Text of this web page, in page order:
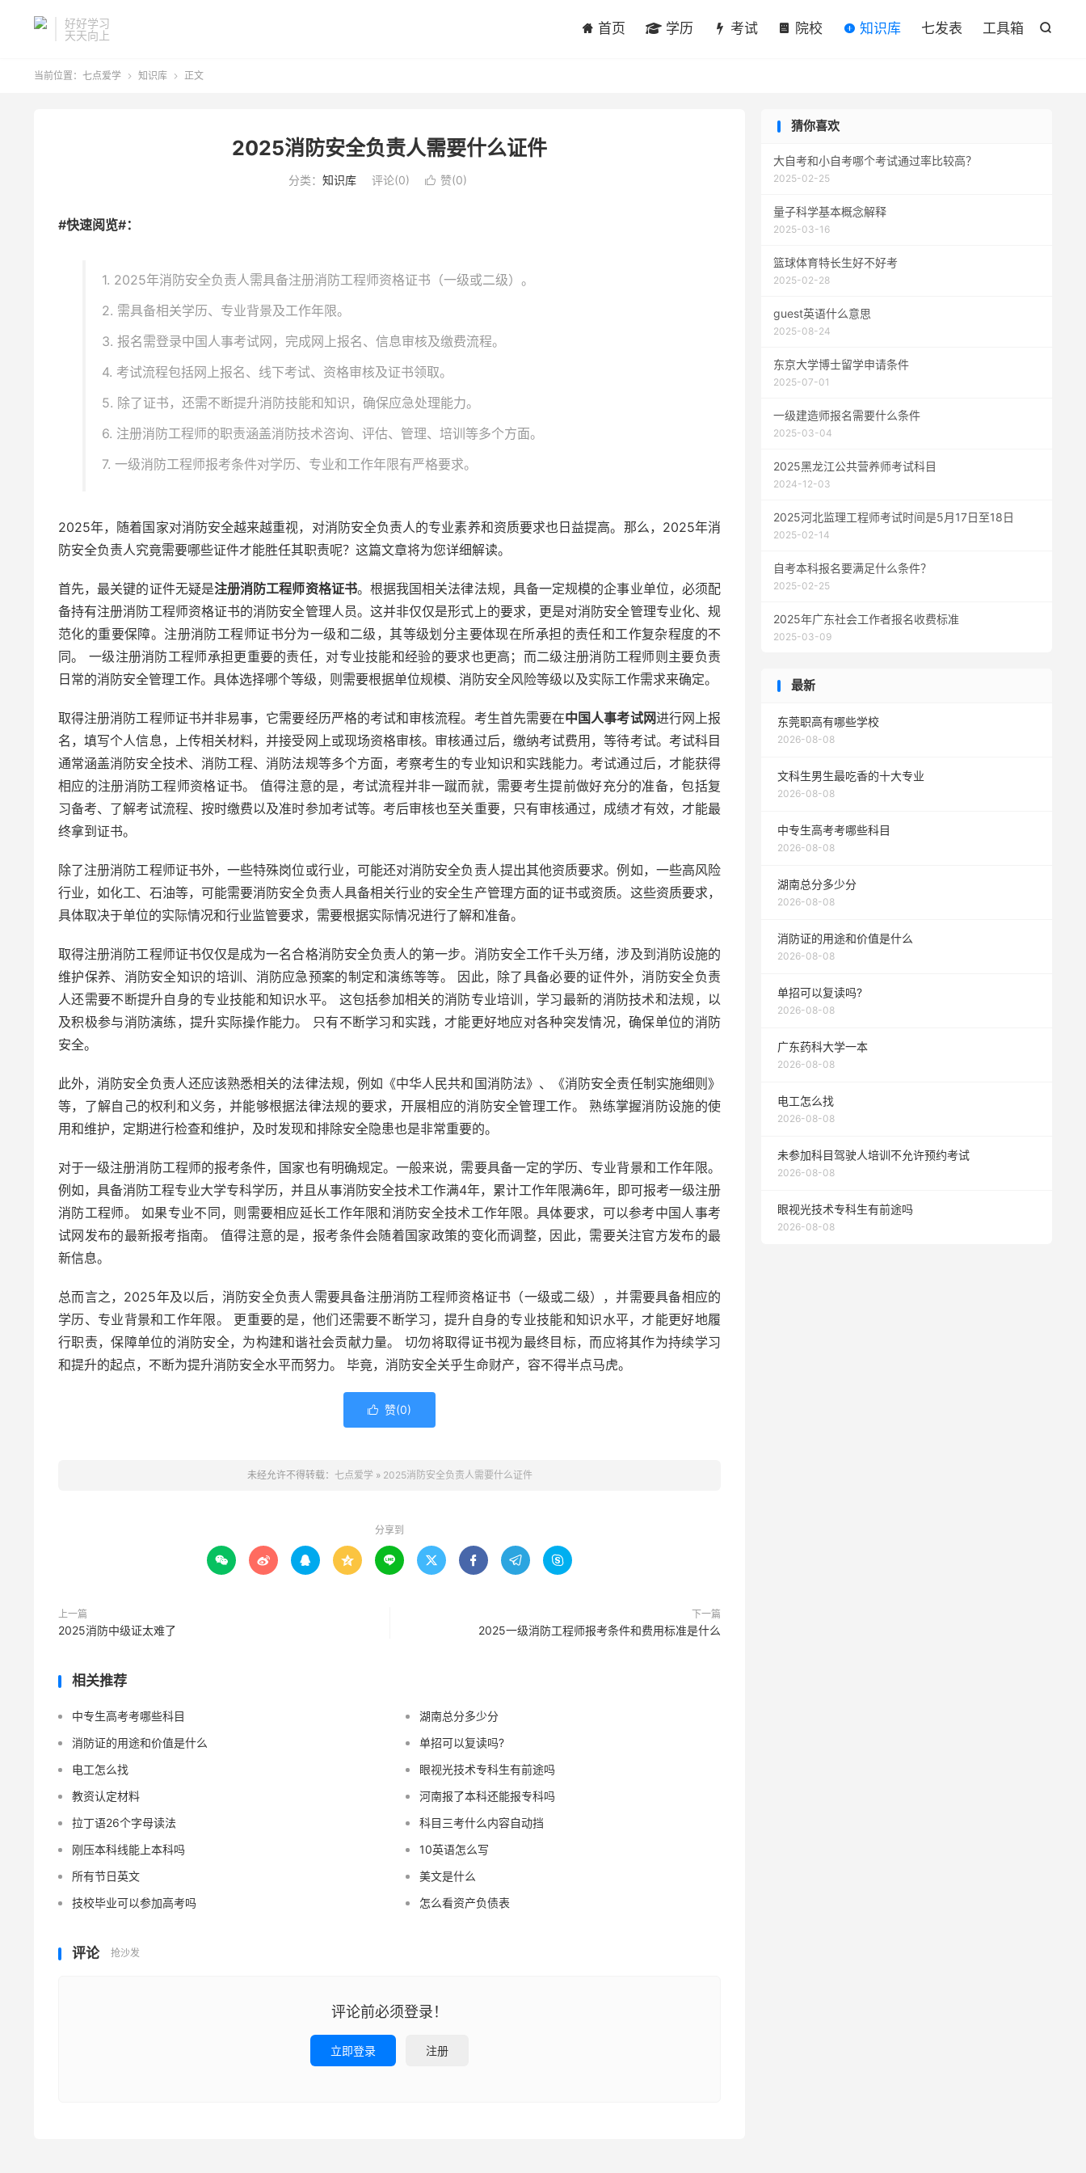
好好学习
天天向上

首页 学历 考试 院校 知识库 七发表 工具箱
当前位置： 七点爱学  知识库  正文
2025消防安全负责人需要什么证件
分类： 知识库 评论(0)  赞(0)
#快速阅览#：
1. 2025年消防安全负责人需具备注册消防工程师资格证书（一级或二级）。
2. 需具备相关学历、专业背景及工作年限。
3. 报名需登录中国人事考试网，完成网上报名、信息审核及缴费流程。
4. 考试流程包括网上报名、线下考试、资格审核及证书领取。
5. 除了证书，还需不断提升消防技能和知识，确保应急处理能力。
6. 注册消防工程师的职责涵盖消防技术咨询、评估、管理、培训等多个方面。
7. 一级消防工程师报考条件对学历、专业和工作年限有严格要求。
2025年，随着国家对消防安全越来越重视，对消防安全负责人的专业素养和资质要求也日益提高。那么，2025年消
防安全负责人究竟需要哪些证件才能胜任其职责呢？这篇文章将为您详细解读。
首先，最关键的证件无疑是注册消防工程师资格证书。根据我国相关法律法规，具备一定规模的企事业单位，必须配
备持有注册消防工程师资格证书的消防安全管理人员。这并非仅仅是形式上的要求，更是对消防安全管理专业化、规
范化的重要保障。注册消防工程师证书分为一级和二级，其等级划分主要体现在所承担的责任和工作复杂程度的不
同。 一级注册消防工程师承担更重要的责任，对专业技能和经验的要求也更高；而二级注册消防工程师则主要负责
日常的消防安全管理工作。具体选择哪个等级，则需要根据单位规模、消防安全风险等级以及实际工作需求来确定。
取得注册消防工程师证书并非易事，它需要经历严格的考试和审核流程。考生首先需要在中国人事考试网进行网上报
名，填写个人信息，上传相关材料，并接受网上或现场资格审核。审核通过后，缴纳考试费用，等待考试。考试科目
通常涵盖消防安全技术、消防工程、消防法规等多个方面，考察考生的专业知识和实践能力。考试通过后，才能获得
相应的注册消防工程师资格证书。 值得注意的是，考试流程并非一蹴而就，需要考生提前做好充分的准备，包括复
习备考、了解考试流程、按时缴费以及准时参加考试等。考后审核也至关重要，只有审核通过，成绩才有效，才能最
终拿到证书。
除了注册消防工程师证书外，一些特殊岗位或行业，可能还对消防安全负责人提出其他资质要求。例如，一些高风险
行业，如化工、石油等，可能需要消防安全负责人具备相关行业的安全生产管理方面的证书或资质。这些资质要求，
具体取决于单位的实际情况和行业监管要求，需要根据实际情况进行了解和准备。
取得注册消防工程师证书仅仅是成为一名合格消防安全负责人的第一步。消防安全工作千头万绪，涉及到消防设施的
维护保养、消防安全知识的培训、消防应急预案的制定和演练等等。 因此，除了具备必要的证件外，消防安全负责
人还需要不断提升自身的专业技能和知识水平。 这包括参加相关的消防专业培训，学习最新的消防技术和法规，以
及积极参与消防演练，提升实际操作能力。 只有不断学习和实践，才能更好地应对各种突发情况，确保单位的消防
安全。
此外，消防安全负责人还应该熟悉相关的法律法规，例如《中华人民共和国消防法》、《消防安全责任制实施细则》
等，了解自己的权利和义务，并能够根据法律法规的要求，开展相应的消防安全管理工作。 熟练掌握消防设施的使
用和维护，定期进行检查和维护，及时发现和排除安全隐患也是非常重要的。
对于一级注册消防工程师的报考条件，国家也有明确规定。一般来说，需要具备一定的学历、专业背景和工作年限。
例如，具备消防工程专业大学专科学历，并且从事消防安全技术工作满4年，累计工作年限满6年，即可报考一级注册
消防工程师。 如果专业不同，则需要相应延长工作年限和消防安全技术工作年限。具体要求，可以参考中国人事考
试网发布的最新报考指南。 值得注意的是，报考条件会随着国家政策的变化而调整，因此，需要关注官方发布的最
新信息。
总而言之，2025年及以后，消防安全负责人需要具备注册消防工程师资格证书（一级或二级），并需要具备相应的
学历、专业背景和工作年限。 更重要的是，他们还需要不断学习，提升自身的专业技能和知识水平，才能更好地履
行职责，保障单位的消防安全，为构建和谐社会贡献力量。 切勿将取得证书视为最终目标，而应将其作为持续学习
和提升的起点，不断为提升消防安全水平而努力。 毕竟，消防安全关乎生命财产，容不得半点马虎。
 赞(0)
未经允许不得转载： 七点爱学 » 2025消防安全负责人需要什么证件
分享到
        
上一篇
2025消防中级证太难了
下一篇
2025一级消防工程师报考条件和费用标准是什么
相关推荐
中专生高考考哪些科目
湖南总分多少分
消防证的用途和价值是什么
单招可以复读吗?
电工怎么找
眼视光技术专科生有前途吗
教资认定材料
河南报了本科还能报专科吗
拉丁语26个字母读法
科目三考什么内容自动挡
刚压本科线能上本科吗
10英语怎么写
所有节日英文
美文是什么
技校毕业可以参加高考吗
怎么看资产负债表
评论 抢沙发
评论前必须登录！
立即登录 注册
猜你喜欢
大自考和小自考哪个考试通过率比较高？
2025-02-25
量子科学基本概念解释
2025-03-16
篮球体育特长生好不好考
2025-02-28
guest英语什么意思
2025-08-24
东京大学博士留学申请条件
2025-07-01
一级建造师报名需要什么条件
2025-03-04
2025黑龙江公共营养师考试科目
2024-12-03
2025河北监理工程师考试时间是5月17日至18日
2025-02-14
自考本科报名要满足什么条件？
2025-02-25
2025年广东社会工作者报名收费标准
2025-03-09
最新
东莞职高有哪些学校
2026-08-08
文科生男生最吃香的十大专业
2026-08-08
中专生高考考哪些科目
2026-08-08
湖南总分多少分
2026-08-08
消防证的用途和价值是什么
2026-08-08
单招可以复读吗?
2026-08-08
广东药科大学一本
2026-08-08
电工怎么找
2026-08-08
未参加科目驾驶人培训不允许预约考试
2026-08-08
眼视光技术专科生有前途吗
2026-08-08